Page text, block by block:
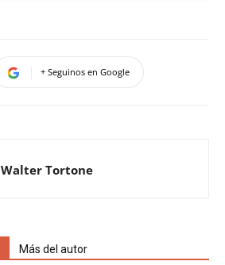
+ Seguinos en Google
Walter Tortone
Más del autor